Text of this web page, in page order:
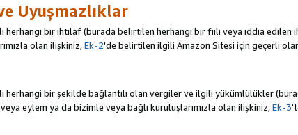
Uyuşmazlıklar
herhangi bir ihtilaf (burada belirtilen herhangi bir fiili veya iddia edilen
olan ilişkiniz,Ek-2'de belirtilen ilgili Amazon Sitesi için geçerli
herhangi bir şekilde bağlantılı olan vergiler ve ilgili yükümlülükler
eylem ya da bizimle veya bağlı kuruluşlarımızla olan ilişkiniz,Ek-3